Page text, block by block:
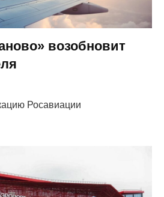
возобновит
Росавиации